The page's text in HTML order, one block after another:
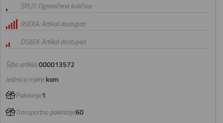
Šifra artikla:000013572
SPLIT: Ograničena količina
RIJEKA: Artikal dostupan
OSIJEK: Artikal dostupan
Jedinica mjere:kom
Pakiranje:1
Transportno pakiranje:60